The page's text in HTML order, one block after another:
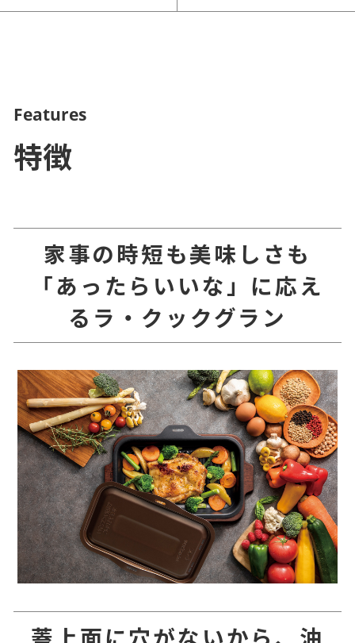
Features
特徴
家事の時短も美味しさも
「あったらいいな」に応え
るラ・クックグラン